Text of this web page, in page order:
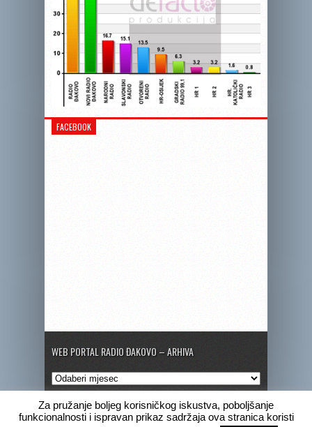
FACEBOOK
WEB PORTAL RADIO ĐAKOVO – ARHIVA
Web
portal
Radio
Đakovo
Copyright © 2020 Radio Đakovo
Za pružanje boljeg korisničkog iskustva, poboljšanje
funkcionalnosti i ispravan prikaz sadržaja ova stranica koristi